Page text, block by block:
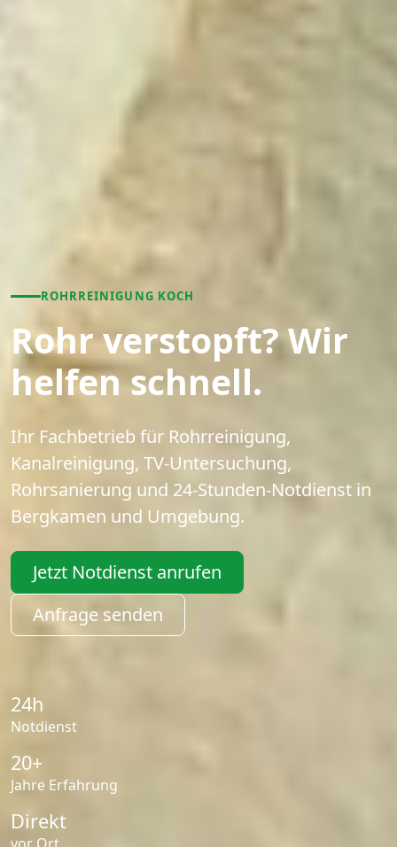
ROHRREINIGUNG KOCH
Rohr verstopft? Wir
helfen schnell.
Ihr Fachbetrieb für Rohrreinigung,
Kanalreinigung, TV-Untersuchung,
Rohrsanierung und 24-Stunden-Notdienst in
Bergkamen und Umgebung.
Jetzt Notdienst anrufen
Anfrage senden
24h
Notdienst
20+
Jahre Erfahrung
Direkt